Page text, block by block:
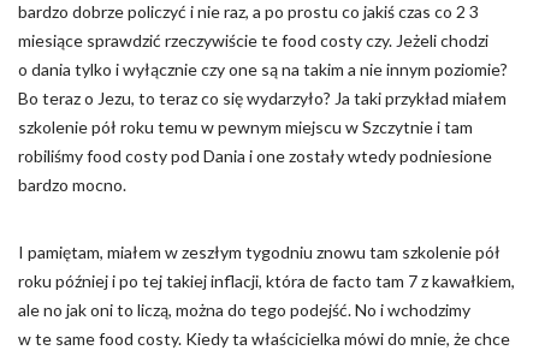
bardzo dobrze policzyć i nie raz, a po prostu co jakiś czas co 2 3
miesiące sprawdzić rzeczywiście te food costy czy. Jeżeli chodzi
o dania tylko i wyłącznie czy one są na takim a nie innym poziomie?
Bo teraz o Jezu, to teraz co się wydarzyło? Ja taki przykład miałem
szkolenie pół roku temu w pewnym miejscu w Szczytnie i tam
robiliśmy food costy pod Dania i one zostały wtedy podniesione
bardzo mocno.
I pamiętam, miałem w zeszłym tygodniu znowu tam szkolenie pół
roku później i po tej takiej inflacji, która de facto tam 7 z kawałkiem,
ale no jak oni to liczą, można do tego podejść. No i wchodzimy
w te same food costy. Kiedy ta właścicielka mówi do mnie, że chce